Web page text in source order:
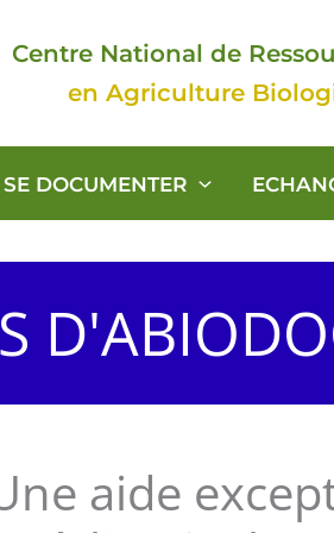
Centre National de
en Agriculture
SE DOCUMENTER
aide